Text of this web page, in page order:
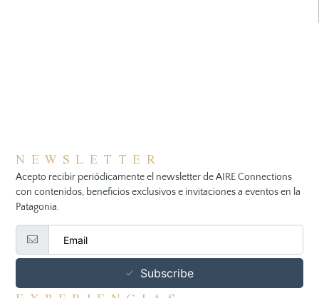
NEWSLETTER
Acepto recibir periódicamente el newsletter de AIRE Connections
con contenidos, beneficios exclusivos e invitaciones a eventos en la
Patagonia.
Subscribe